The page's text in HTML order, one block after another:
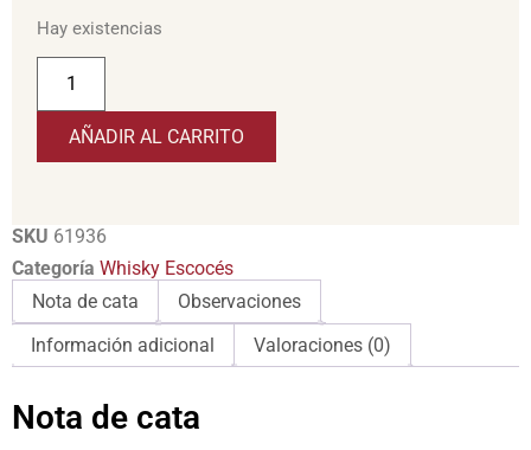
Hay existencias
AÑADIR AL CARRITO
SKU 61936
Categoría Whisky Escocés
Nota de cata
Observaciones
Información adicional
Valoraciones (0)
Nota de cata